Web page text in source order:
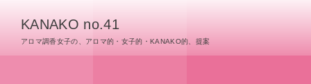
KANAKO no.41
アロマ調香女子の、アロマ的・女子的・KANAKO的、提案